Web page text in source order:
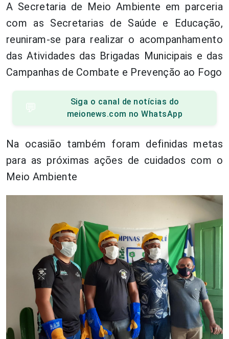
A Secretaria de Meio Ambiente em parceria
com as Secretarias de Saúde e Educaçāo,
reuniram-se para realizar o acompanhamento
das Atividades das Brigadas Municipais e das
Campanhas de Combate e Prevençăo ao Fogo
💬
Siga o canal de notícias do
meionews.com no WhatsApp
Na ocasiāo também foram definidas metas
para as próximas ações de cuidados com o
Meio Ambiente